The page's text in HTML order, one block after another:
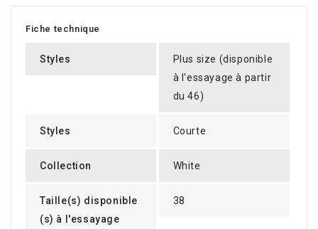
Fiche technique
Styles
Plus size (disponible
à l'essayage à partir
du 46)
Styles Courte
Collection White
Taille(s) disponible
(s) à l'essayage
38